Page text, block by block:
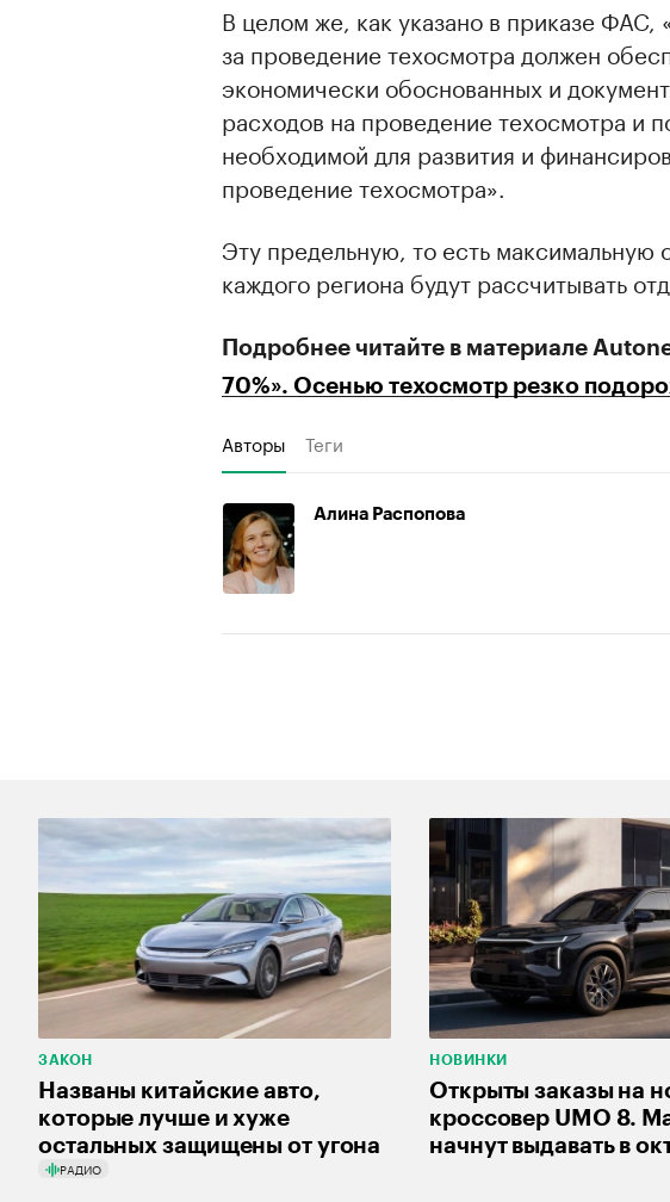
В целом же, как указано в приказе ФАС,
за проведение техосмотра должен
экономически обоснованных и
расходов на проведение техосмотра и
необходимой для развития и
проведение техосмотра».
Эту предельную, то есть максимальную
каждого региона будут рассчитывать
Подробнее читайте в материале
70%». Осенью техосмотр резко
Авторы Теги
Алина Распопова
ЗАКОН
Названы китайские авто,
которые лучше и хуже
остальных защищены от угона
РАДИО
НОВИНКИ
Открыты заказы на
кроссовер UMO 8.
начнут выдавать в